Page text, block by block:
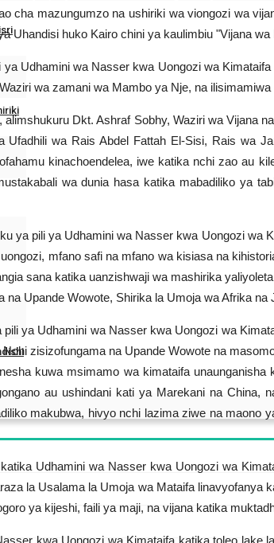
cha mazungumzo na ushiriki wa viongozi wa
Uhandisi huko Kairo chini ya kaulimbiu "Vijana
Udhamini wa Nasser kwa Uongozi wa
wa zamani wa Mambo ya Nje, na
Dkt. Ashraf Sobhy, Waziri wa Vijana
Ufadhili wa Rais Abdel Fattah El-Sisi, Rais wa
kinachoendelea, iwe katika nchi zao au
wa dunia hasa katika mabadiliko ya
ya pili ya Udhamini wa Nasser kwa Uongozi
mfano safi na mfano wa kisiasa na
sana katika uanzishwaji wa mashirika
na Upande Wowote, Shirika la Umoja wa Afrika
ya Udhamini wa Nasser kwa Uongozi wa
zisizofungama na Upande Wowote na
kuwa msimamo wa kimataifa
au ushindani kati ya Marekani na
makubwa, hivyo nchi lazima ziwe na
Udhamini wa Nasser kwa Uongozi wa
la Usalama la Umoja wa Mataifa
ya kijeshi, faili ya maji, na vijana katika
kwa Uongozi wa Kimataifa katika toleo